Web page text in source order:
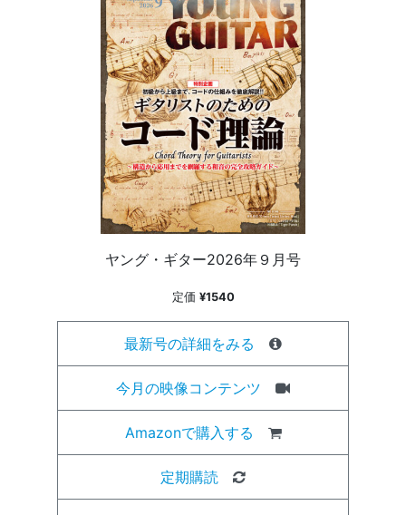
ヤング・ギター2026年９月号
定価 ¥1540
最新号の詳細をみる
今月の映像コンテンツ
Amazonで購入する
定期購読